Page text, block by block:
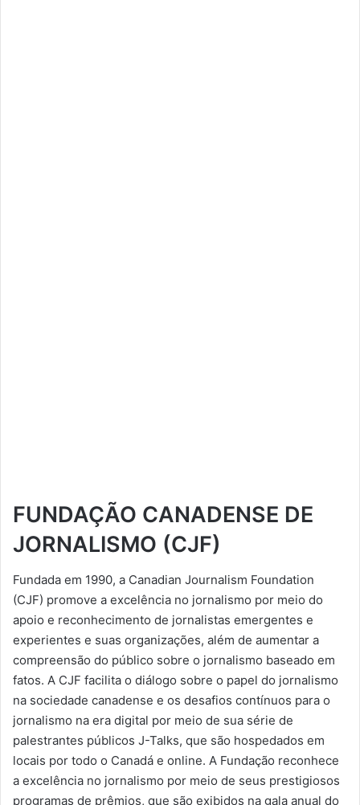
FUNDAÇÃO CANADENSE DE
JORNALISMO (CJF)
Fundada em 1990, a Canadian Journalism Foundation
(CJF) promove a excelência no jornalismo por meio do
apoio e reconhecimento de jornalistas emergentes e
experientes e suas organizações, além de aumentar a
compreensão do público sobre o jornalismo baseado em
fatos. A CJF facilita o diálogo sobre o papel do jornalismo
na sociedade canadense e os desafios contínuos para o
jornalismo na era digital por meio de sua série de
palestrantes públicos J-Talks, que são hospedados em
locais por todo o Canadá e online. A Fundação reconhece
a excelência no jornalismo por meio de seus prestigiosos
programas de prêmios, que são exibidos na gala anual do